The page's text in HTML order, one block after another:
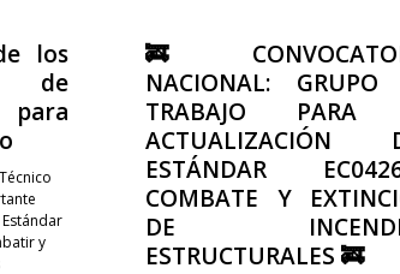
los
de
y
🚒
NACIONAL: GRUPO
TRABAJO PARA
ACTUALIZACIÓN
ESTÁNDAR
COMBATE Y
DE
ESTRUCTURALES 🚒